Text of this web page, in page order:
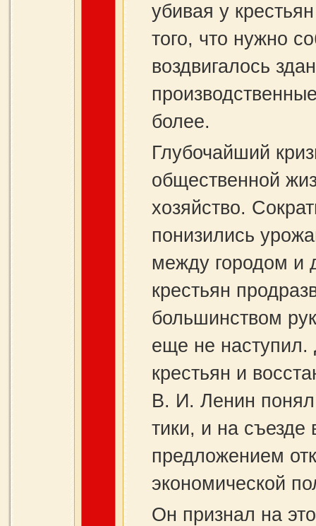
убивая у
того, что нужно
воздвигалось
более.
Глубочайший
общественной
хозяйство.
понизились
между городом и
крестьян
большинством
еще не наступил.
крестьян и
В. И. Ленин по­нял
тики, и на съезде
предложением
экономической
Он признал на